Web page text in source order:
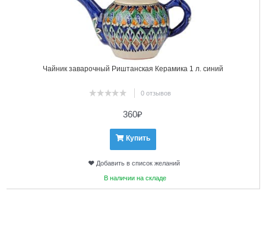
Чайник заварочный Риштанская Керамика 1 л. синий
0 отзывов
360₽
Купить
Добавить в список желаний
В наличии на складе